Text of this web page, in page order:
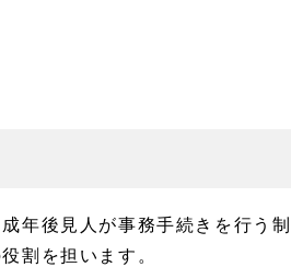
年後見人が事務手続きを行う制
割を担います。